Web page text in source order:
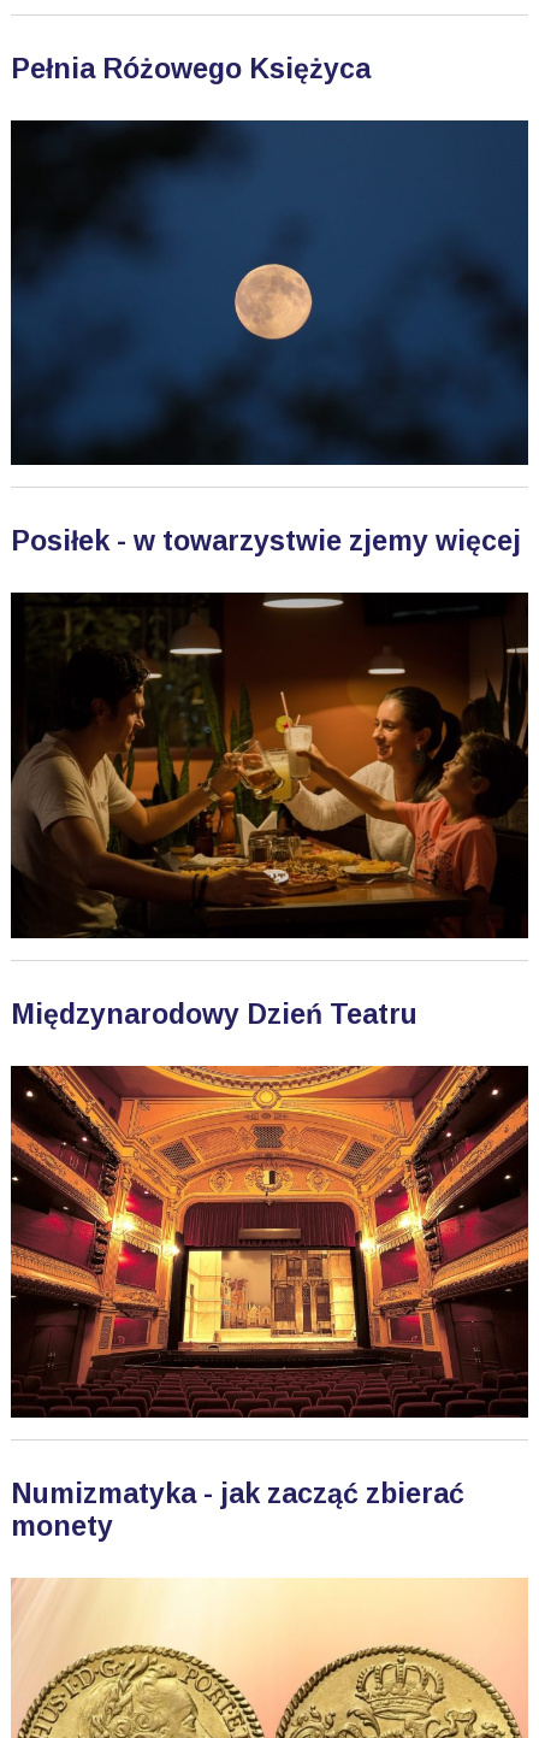
Pełnia Różowego Księżyca
Posiłek - w towarzystwie zjemy więcej
Międzynarodowy Dzień Teatru
Numizmatyka - jak zacząć zbierać
monety